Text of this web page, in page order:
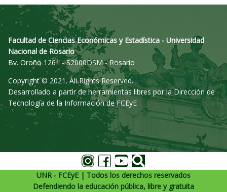
Facultad de Ciencias Económicas y Estadística - Universidad
Nacional de Rosario
Bv. Oroño 1261 - S2000DSM - Rosario
Copyright © 2021. All Rights Reserved.
Desarrollado a partir de herramientas libres por la Dirección de
Tecnología de la Información de FCEyE
UNR - FCEyE | Todos los derechos reservados
Defendiendo la educación pública, libre y gratuita